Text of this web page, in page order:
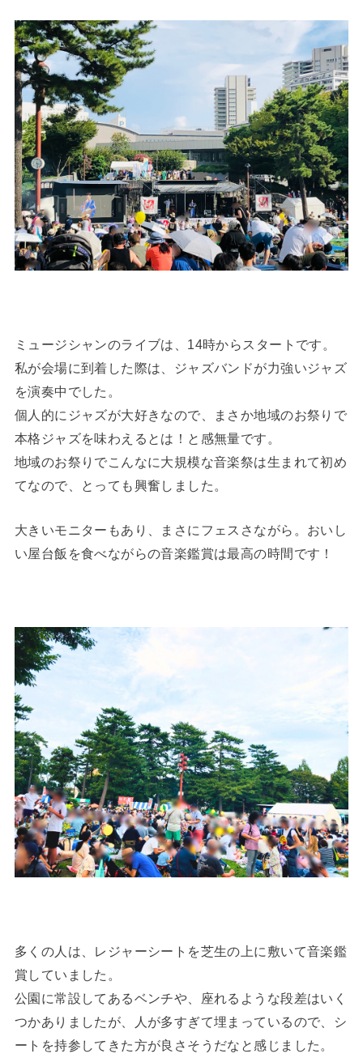
ミュージシャンのライブは、14時からスタートです。
私が会場に到着した際は、ジャズバンドが力強いジャズ
を演奏中でした。
個人的にジャズが大好きなので、まさか地域のお祭りで
本格ジャズを味わえるとは！と感無量です。
地域のお祭りでこんなに大規模な音楽祭は生まれて初め
てなので、とっても興奮しました。
大きいモニターもあり、まさにフェスさながら。おいし
い屋台飯を食べながらの音楽鑑賞は最高の時間です！
多くの人は、レジャーシートを芝生の上に敷いて音楽鑑
賞していました。
公園に常設してあるベンチや、座れるような段差はいく
つかありましたが、人が多すぎて埋まっているので、シ
ートを持参してきた方が良さそうだなと感じました。